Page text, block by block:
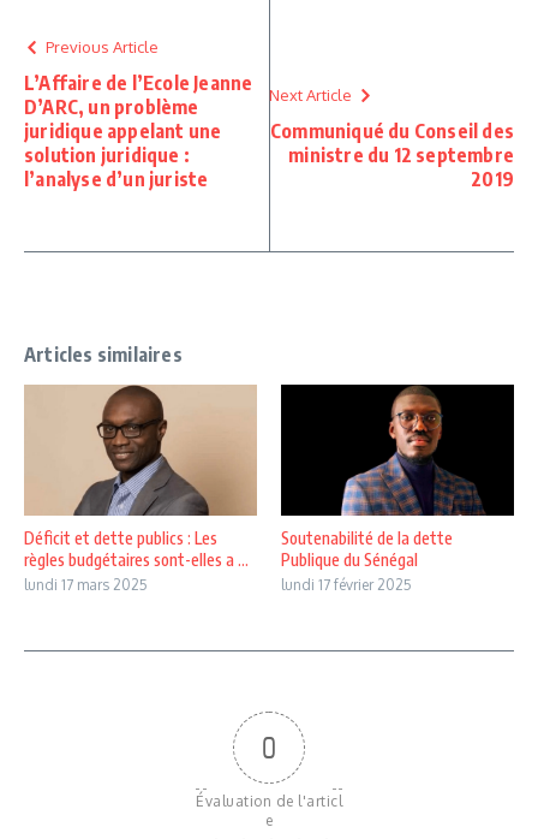
Previous Article
L’Affaire de l’Ecole Jeanne
D’ARC, un problème
juridique appelant une
solution juridique :
l’analyse d’un juriste
Next Article
Communiqué du Conseil des
ministre du 12 septembre
2019
Articles similaires
Déficit et dette publics : Les
règles budgétaires sont-elles a ...
lundi 17 mars 2025
Soutenabilité de la dette
Publique du Sénégal
lundi 17 février 2025
0
Évaluation de l'articl
e